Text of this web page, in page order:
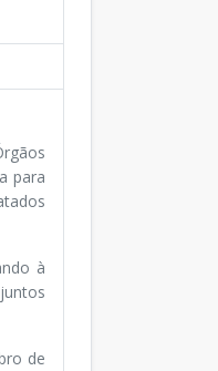
para
à
de